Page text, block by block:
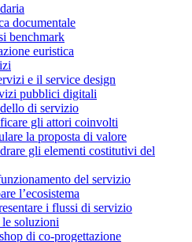
documentale
benchmark
euristica
e il service design
pubblici digitali
di servizio
gli attori coinvolti
la proposta di valore
gli elementi costitutivi del
del servizio
l’ecosistema
i flussi di servizio
soluzioni
di co-progettazione